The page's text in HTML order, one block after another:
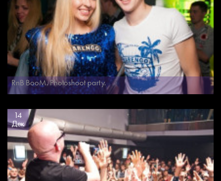
RnB BooM. Photoshoot party.
14
Дек